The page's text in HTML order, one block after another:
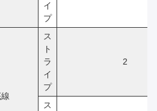
イ
プ
ス
ト
ラ
イ
プ
2
ス